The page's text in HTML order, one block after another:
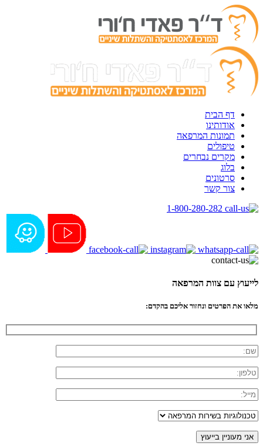
דף הבית
אודותינו
תמונות המרפאה
טיפולים
מקרים נבחרים
בלוג
סרטונים
צור קשר
1-800-280-282
לייעוץ עם צוות המרפאה
מלאו את הפרטים ונחזור אליכם בהקדם: